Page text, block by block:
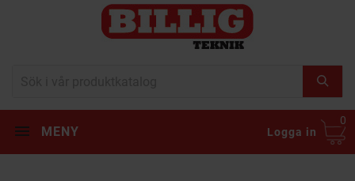
MENY Logga in
0